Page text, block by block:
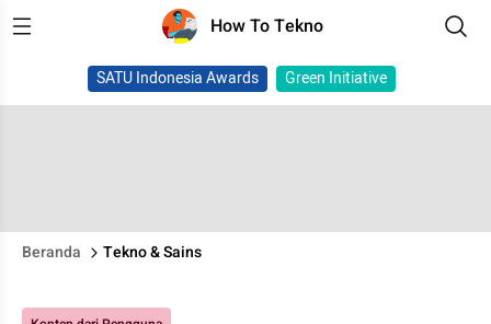
How To Tekno
SATU Indonesia Awards Green Initiative
Beranda Tekno & Sains